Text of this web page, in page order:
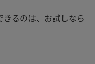
るのは、お試しなら